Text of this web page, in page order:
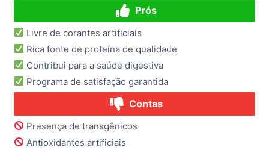
Prós
Livre de corantes artificiais
Rica fonte de proteína de qualidade
Contribui para a saúde digestiva
Programa de satisfação garantida
Contas
Presença de transgênicos
Antioxidantes artificiais